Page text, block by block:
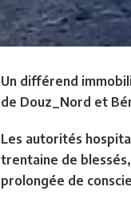
Un différend
de Douz_Nord et
Les autorités
trentaine de
prolongée de